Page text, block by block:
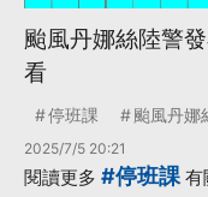
颱風丹娜絲陸警
看
停班課 颱風丹娜
2025/7/5 20:21
閱讀更多 #停班課有